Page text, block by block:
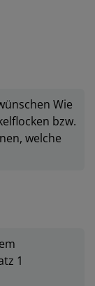
Wie
bzw.
welche
1